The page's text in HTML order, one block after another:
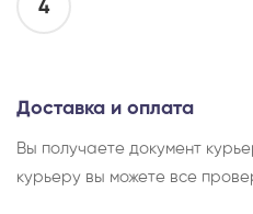
4
Доставка и оплата
Вы получаете документ
курьеру вы можете все